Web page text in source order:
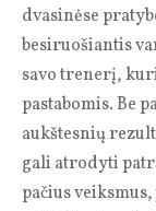
dvasinėse
besiruošiantis
savo trenerį,
pastabomis. Be
aukštesnių
gali atrodyti
pačius